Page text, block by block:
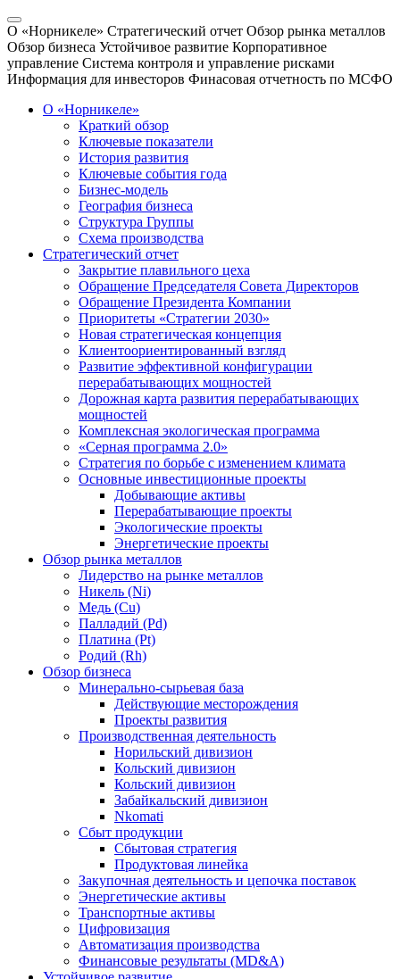
О «Норникеле» Стратегический отчет Обзор рынка металлов
Обзор бизнеса Устойчивое развитие Корпоративное
управление Система контроля и управление рисками
Информация для инвесторов Финасовая отчетность по МСФО
О «Норникеле»
Краткий обзор
Ключевые показатели
История развития
Ключевые события года
Бизнес-модель
География бизнеса
Структура Группы
Схема производства
Стратегический отчет
Закрытие плавильного цеха
Обращение Председателя Совета Директоров
Обращение Президента Компании
Приоритеты «Стратегии 2030»
Новая стратегическая концепция
Клиентоориентированный взгляд
Развитие эффективной конфигурации
перерабатывающих мощностей
Дорожная карта развития перерабатывающих
мощностей
Комплексная экологическая программа
«Серная программа 2.0»
Стратегия по борьбе с изменением климата
Основные инвестиционные проекты
Добывающие активы
Перерабатывающие проекты
Экологические проекты
Энергетические проекты
Обзор рынка металлов
Лидерство на рынке металлов
Никель (Ni)
Медь (Cu)
Палладий (Pd)
Платина (Pt)
Родий (Rh)
Обзор бизнеса
Минерально-сырьевая база
Действующие месторождения
Проекты развития
Производственная деятельность
Норильский дивизион
Кольский дивизион
Кольский дивизион
Забайкальский дивизион
Nkomati
Сбыт продукции
Сбытовая стратегия
Продуктовая линейка
Закупочная деятельность и цепочка поставок
Энергетические активы
Транспортные активы
Цифровизация
Автоматизация производства
Финансовые результаты (MD&A)